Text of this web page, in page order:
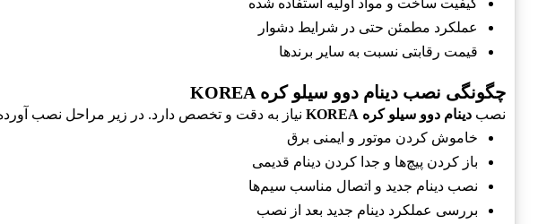
کیفیت ساخت و مواد اولیه استفاده شده
عملکرد مطمئن حتی در شرایط دشوار
قیمت رقابتی نسبت به سایر برندها
چگونگی نصب دینام دوو سیلو کره KOREA
نصب دینام دوو سیلو کره KOREA
نیاز به دقت و تخصص دارد. در زیر مراحل نصب
خاموش کردن موتور و ایمنی برق
باز کردن پیچ‌ها و جدا کردن دینام قدیمی
نصب دینام جدید و اتصال مناسب سیم‌ها
بررسی عملکرد دینام جدید بعد از نصب